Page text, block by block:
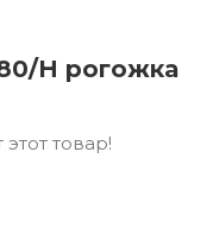
Н рогожка
товар!